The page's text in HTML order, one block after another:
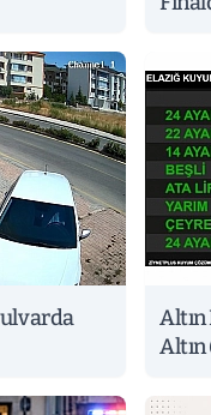
Altın